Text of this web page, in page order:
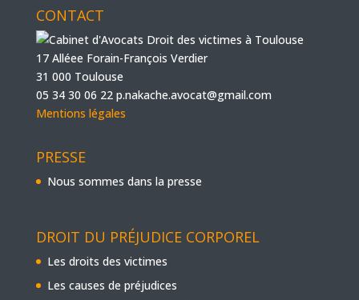
CONTACT
17 Alléee Forain-François Verdier
31 000 Toulouse
05 34 30 06 22 p.nakache.avocat@gmail.com
Mentions légales
PRESSE
Nous sommes dans la presse
DROIT DU PRÉJUDICE CORPOREL
Les droits des victimes
Les causes de préjudices